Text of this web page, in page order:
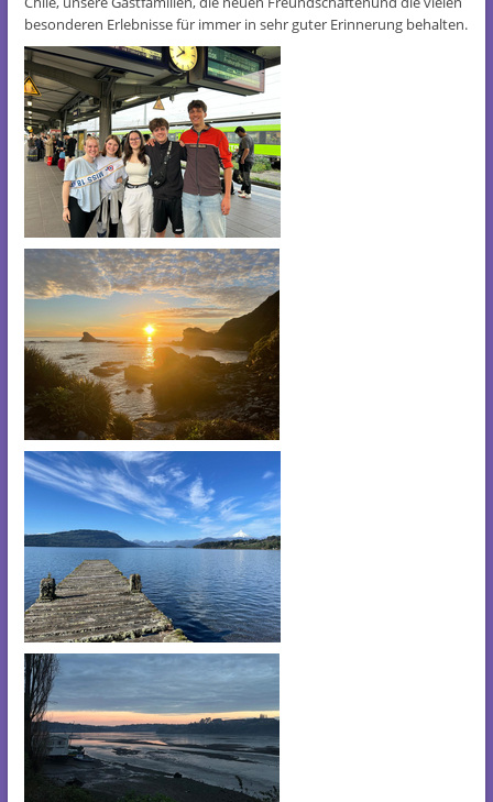
besonderen Erlebnisse für immer in sehr guter Erinnerung behalten.